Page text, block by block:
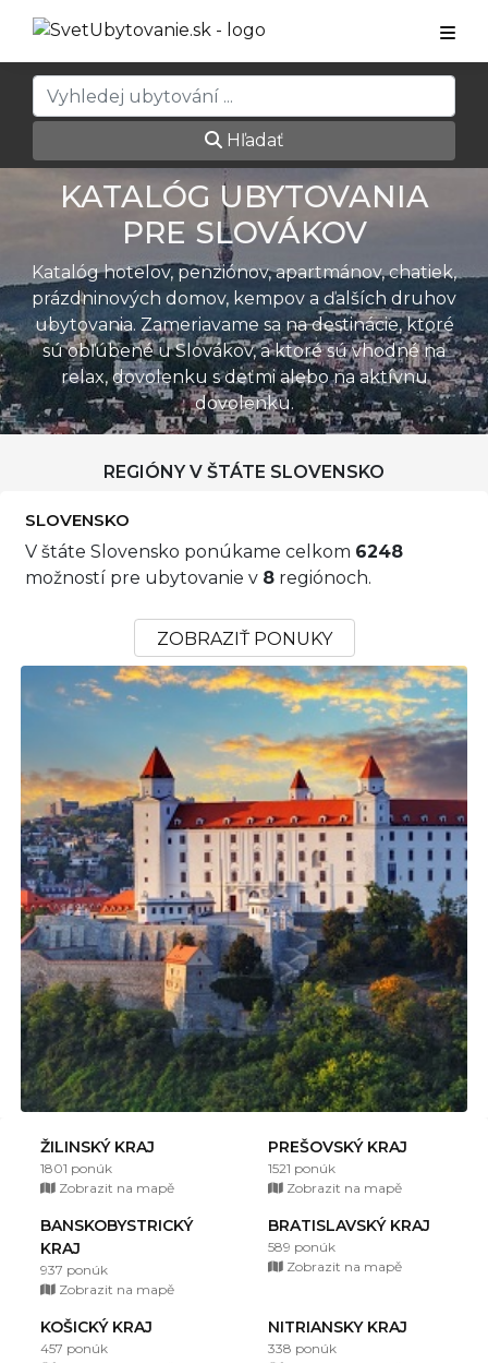
Hľadať
KATALÓG UBYTOVANIA
PRE SLOVÁKOV
Katalóg hotelov, penziónov, apartmánov, chatiek,
prázdninových domov, kempov a ďalších druhov
ubytovania. Zameriavame sa na destinácie, ktoré
sú obľúbené u Slovákov, a ktoré sú vhodné na
relax, dovolenku s deťmi alebo na aktívnu
dovolenku.
REGIÓNY V ŠTÁTE SLOVENSKO
SLOVENSKO
V štáte Slovensko ponúkame celkom 6248
možností pre ubytovanie v 8 regiónoch.
ZOBRAZIŤ PONUKY
ŽILINSKÝ KRAJ
1801 ponúk
Zobrazit na mapě
PREŠOVSKÝ KRAJ
1521 ponúk
Zobrazit na mapě
BANSKOBYSTRICKÝ
KRAJ
937 ponúk
Zobrazit na mapě
BRATISLAVSKÝ KRAJ
589 ponúk
Zobrazit na mapě
KOŠICKÝ KRAJ
457 ponúk
NITRIANSKY KRAJ
338 ponúk